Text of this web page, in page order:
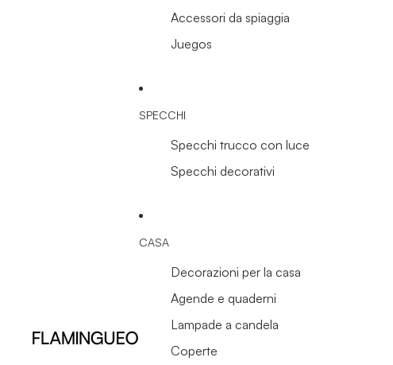
Accessori da spiaggia
Juegos
SPECCHI
Specchi trucco con luce
Specchi decorativi
CASA
Decorazioni per la casa
Agende e quaderni
Lampade a candela
Coperte